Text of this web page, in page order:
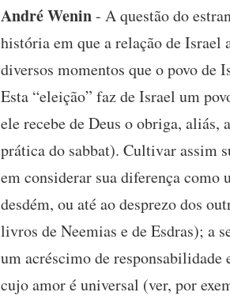
André Wenin- A questão do
história em que a relação de
diversos momentos que o povo de
Esta “eleição” faz de Israel um
ele recebe de Deus o obriga,
prática do sabbat). Cultivar assim
em considerar sua diferença como
desdém, ou até ao desprezo dos
livros de Neemias e de Esdras); a
um acréscimo de responsabilidade
cujo amor é universal (ver, por